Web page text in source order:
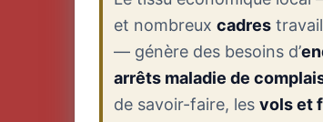
et nombreuxcadres
— génère des besoins d’
arrêts maladie de
de savoir-faire, lesvols et